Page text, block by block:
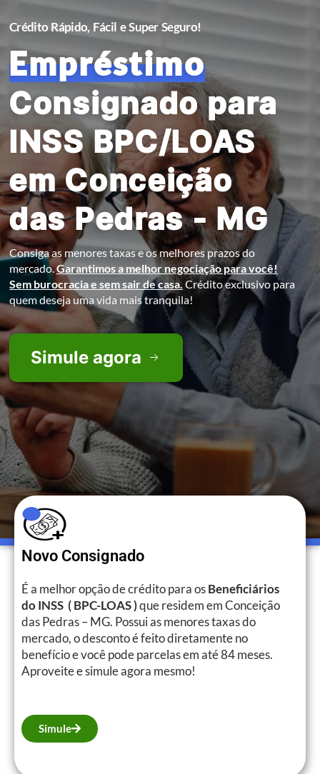
Crédito Rápido, Fácil e Super Seguro!
Empréstimo
Consignado para
INSS BPC/LOAS
em Conceição
das Pedras - MG
Consiga as menores taxas e os melhores prazos do
mercado.Garantimos a melhor negociação para você!
Sem burocracia e sem sair de casa. Crédito exclusivo para
quem deseja uma vida mais tranquila!
Simule agora
Novo Consignado
É a melhor opção de crédito para osBeneficiários
do INSS ( BPC-LOAS )que residem em Conceição
das Pedras – MG. Possui as menores taxas do
mercado, o desconto é feito diretamente no
benefício e você pode parcelas em até 84 meses.
Aproveite e simule agora mesmo!
Simule